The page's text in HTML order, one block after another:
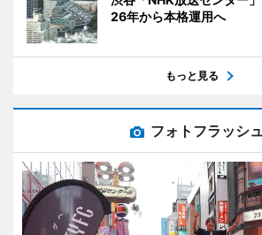
26年から本格運用へ
もっと見る
フォトフラッシュ